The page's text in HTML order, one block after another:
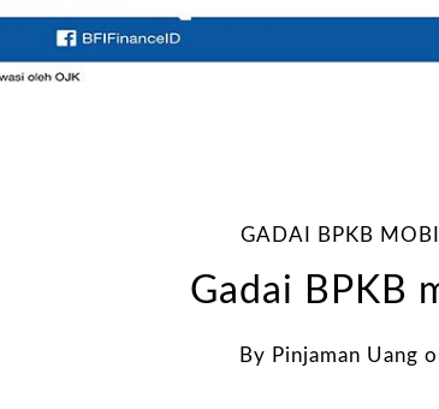
GADAI BPKB
Gadai BPKB
By Pinjaman Uang